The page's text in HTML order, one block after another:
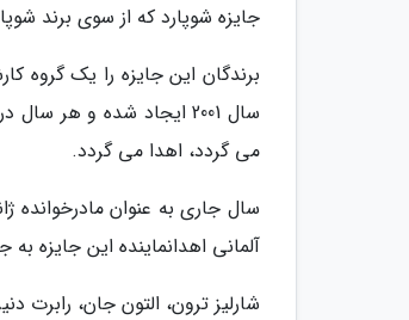
جایزه شوپارد که از سوی برند
برندگان این جایزه را یک گروه
سال 2001 ایجاد شده و هر
می گردد، اهدا می گردد.
سال جاری به عنوان مادرخوانده
آلمانی اهدانماینده این جایزه
شارلیز ترون، التون جان،